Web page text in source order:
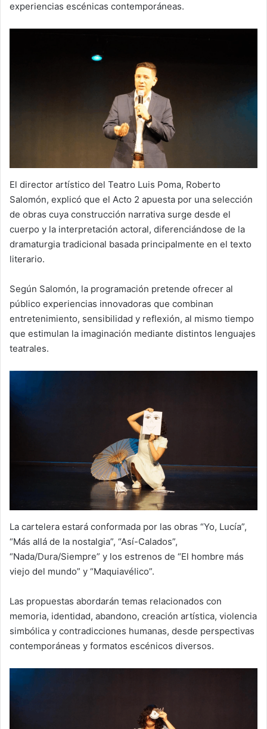
experiencias escénicas contemporáneas.
El director artístico del Teatro Luis Poma, Roberto
Salomón, explicó que el Acto 2 apuesta por una selección
de obras cuya construcción narrativa surge desde el
cuerpo y la interpretación actoral, diferenciándose de la
dramaturgia tradicional basada principalmente en el texto
literario.
Según Salomón, la programación pretende ofrecer al
público experiencias innovadoras que combinan
entretenimiento, sensibilidad y reflexión, al mismo tiempo
que estimulan la imaginación mediante distintos lenguajes
teatrales.
La cartelera estará conformada por las obras “Yo, Lucía”,
“Más allá de la nostalgia”, “Así-Calados”,
“Nada/Dura/Siempre” y los estrenos de “El hombre más
viejo del mundo” y “Maquiavélico”.
Las propuestas abordarán temas relacionados con
memoria, identidad, abandono, creación artística, violencia
simbólica y contradicciones humanas, desde perspectivas
contemporáneas y formatos escénicos diversos.